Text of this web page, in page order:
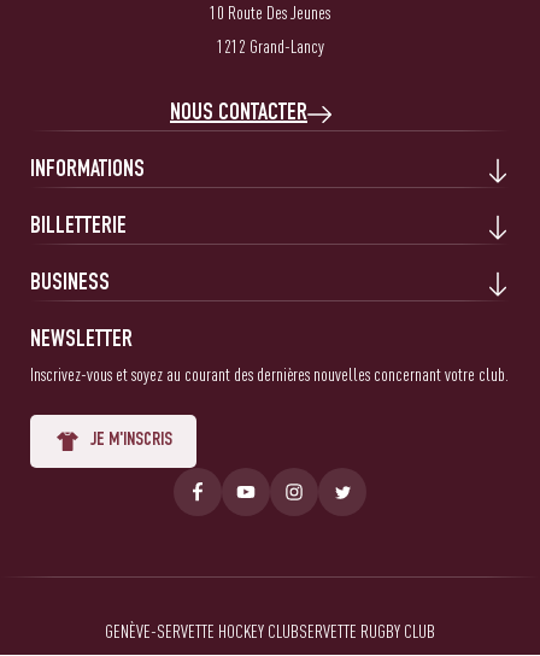
10 Route Des Jeunes
1212 Grand-Lancy
NOUS CONTACTER
INFORMATIONS
BILLETTERIE
BUSINESS
NEWSLETTER
Inscrivez-vous et soyez au courant des dernières nouvelles concernant votre club.
JE M'INSCRIS
GENÈVE-SERVETTE HOCKEY CLUBSERVETTE RUGBY CLUB